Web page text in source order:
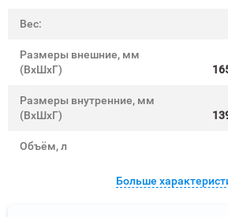
Вес:
Размеры внешние, мм
(ВхШхГ)
Размеры внутренние, мм
(ВхШхГ)
Объём, л
Больше